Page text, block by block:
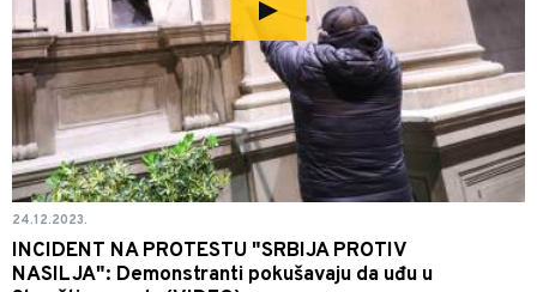
24.12.2023.
INCIDENT NA PROTESTU "SRBIJA PROTIV
NASILJA": Demonstranti pokušavaju da uđu u